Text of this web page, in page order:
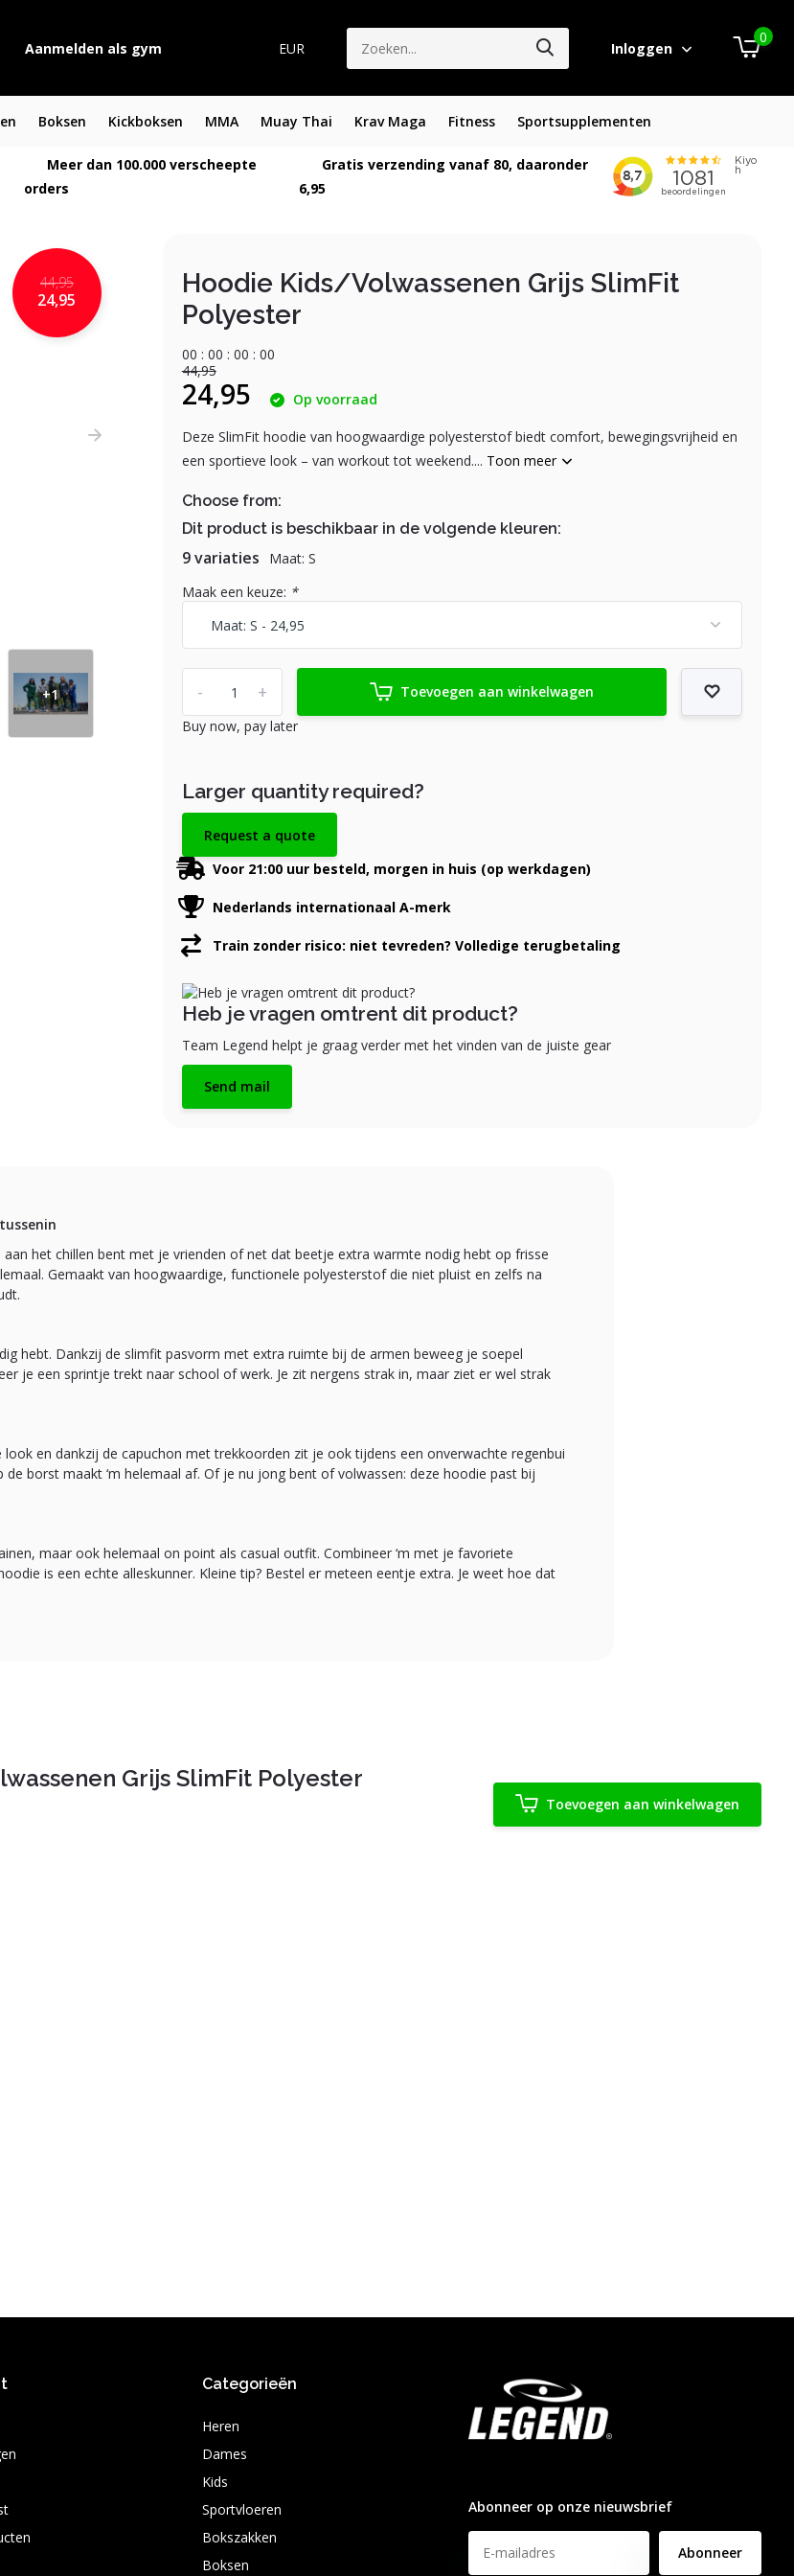
Aanmelden als gym EUR Inloggen
0
Boksen Kickboksen MMA Muay Thai Krav Maga Fitness Sportsupplementen
Meer dan 100.000 verscheepte
orders
Gratis verzending vanaf 80, daaronder
6,95
44,95
24,95
+1
Hoodie Kids/Volwassenen Grijs SlimFit
Polyester
00 : 00 : 00 : 00
44,95
24,95 Op voorraad
Deze SlimFit hoodie van hoogwaardige polyesterstof biedt comfort, bewegingsvrijheid en
een sportieve look – van workout tot weekend.... Toon meer
Choose from:
Dit product is beschikbaar in de volgende kleuren:
9 variaties
Maat: S
Maak een keuze: *
+
-
Toevoegen aan winkelwagen
Buy now, pay later
Larger quantity required?
Request a quote
Voor 21:00 uur besteld, morgen in huis (op werkdagen)
Nederlands internationaal A-merk
Train zonder risico: niet tevreden? Volledige terugbetaling
Heb je vragen omtrent dit product?
Team Legend helpt je graag verder met het vinden van de juiste gear
Send mail
het chillen bent met je vrienden of net dat beetje extra warmte nodig hebt op frisse
Gemaakt van hoogwaardige, functionele polyesterstof die niet pluist en zelfs na
hebt. Dankzij de slimfit pasvorm met extra ruimte bij de armen beweeg je soepel
je een sprintje trekt naar school of werk. Je zit nergens strak in, maar ziet er wel strak
en dankzij de capuchon met trekkoorden zit je ook tijdens een onverwachte regenbui
borst maakt ‘m helemaal af. Of je nu jong bent of volwassen: deze hoodie past bij
maar ook helemaal on point als casual outfit. Combineer ‘m met je favoriete
is een echte alleskunner. Kleine tip? Bestel er meteen eentje extra. Je weet hoe dat
Grijs SlimFit Polyester
Toevoegen aan winkelwagen
Categorieën
Heren
Dames
Kids
Sportvloeren
Bokszakken
Boksen
Abonneer op onze nieuwsbrief
Abonneer